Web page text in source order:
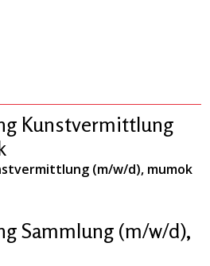
Kunstvermittlung
(m/w/d), mumok
Sammlung (m/w/d),